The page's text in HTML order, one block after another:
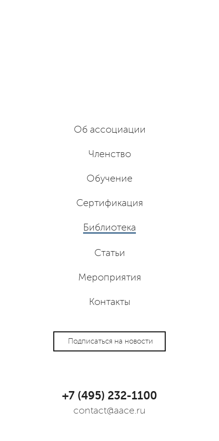
Об ассоциации
Членство
Обучение
Сертификация
Библиотека
Статьи
Мероприятия
Контакты
Подписаться на новости
+7 (495) 232-1100
contact@aace.ru